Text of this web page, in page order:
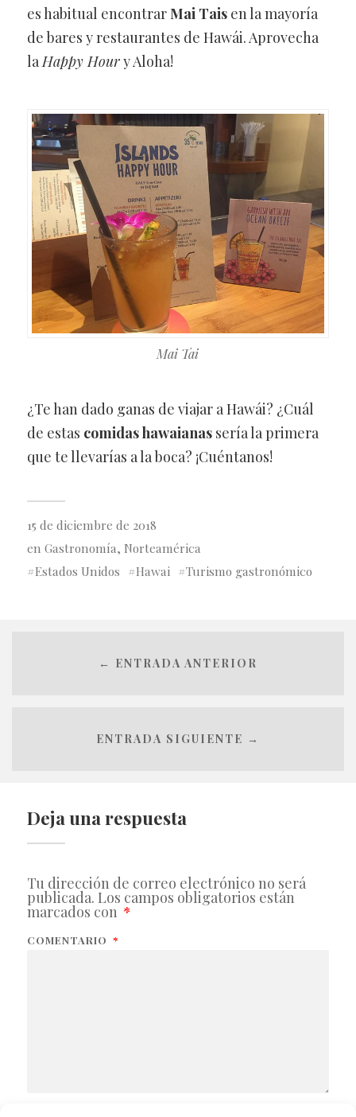
es habitual encontrar Mai Taisen la mayoría
de bares y restaurantes de Hawái. Aprovecha
la Happy Houry Aloha!
Mai Tai
¿Te han dado ganas de viajar a Hawái? ¿Cuál
de estas comidas hawaianassería la primera
que te llevarías a la boca? ¡Cuéntanos!
15 de diciembre de 2018
en Gastronomía, Norteamérica
Estados Unidos
Hawai Turismo gastronómico
← ENTRADA ANTERIOR
ENTRADA SIGUIENTE →
Deja una respuesta
Tu dirección de correo electrónico no será
publicada. Los campos obligatorios están
marcados con *
COMENTARIO *